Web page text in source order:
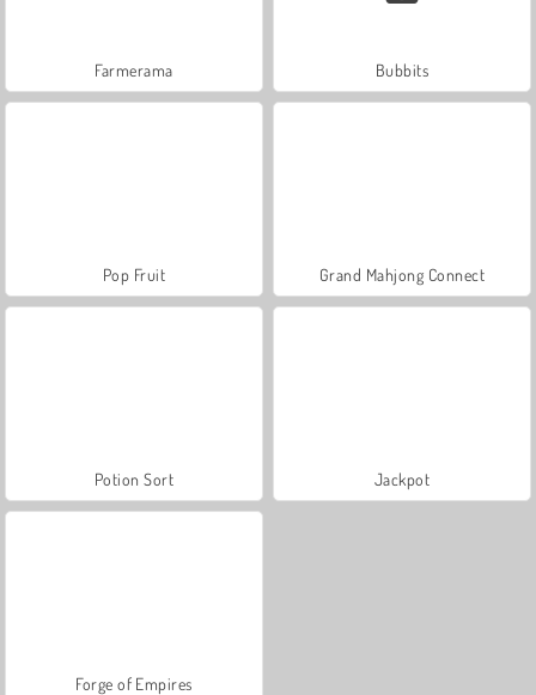
Farmerama Bubbits
Pop Fruit Grand Mahjong Connect
Potion Sort Jackpot
Forge of Empires